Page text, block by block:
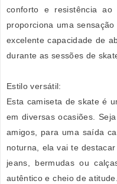
conforto e resistência
proporciona uma
excelente capacidade de
durante as sessões de
Estilo versátil:
Esta camiseta de skate é
em diversas ocasiões.
amigos, para uma saída
noturna, ela vai te
jeans, bermudas ou
autêntico e cheio de atitude.